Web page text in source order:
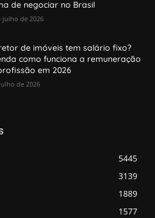
de negociar no Brasil
julho de 2026
de imóveis tem salário fixo?
como funciona a remuneração
em 2026
de 2026
5445
3139
1889
1577